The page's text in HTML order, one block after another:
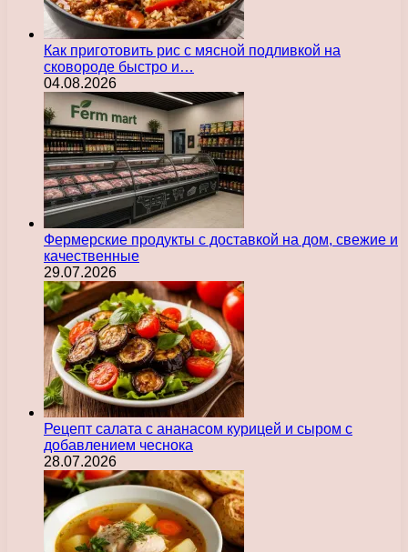
Как приготовить рис с мясной подливкой на
сковороде быстро и…
04.08.2026
Фермерские продукты с доставкой на дом, свежие и
качественные
29.07.2026
Рецепт салата с ананасом курицей и сыром с
добавлением чеснока
28.07.2026